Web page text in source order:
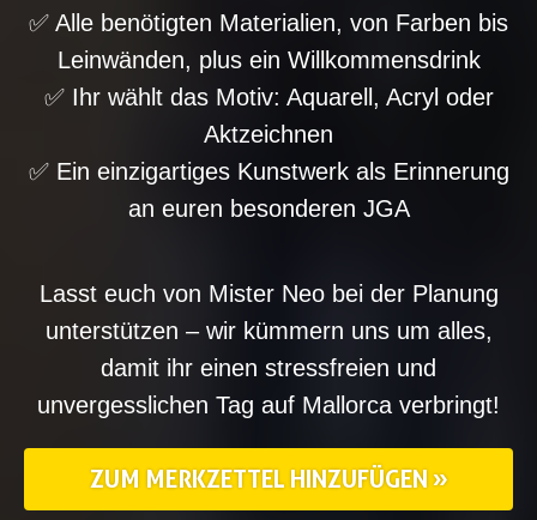
✅ Alle benötigten Materialien, von Farben bis
Leinwänden, plus ein Willkommensdrink
✅ Ihr wählt das Motiv: Aquarell, Acryl oder
Aktzeichnen
✅ Ein einzigartiges Kunstwerk als Erinnerung
an euren besonderen JGA
Lasst euch von Mister Neo bei der Planung
unterstützen – wir kümmern uns um alles,
damit ihr einen stressfreien und
unvergesslichen Tag auf Mallorca verbringt!
ZUM MERKZETTEL HINZUFÜGEN »